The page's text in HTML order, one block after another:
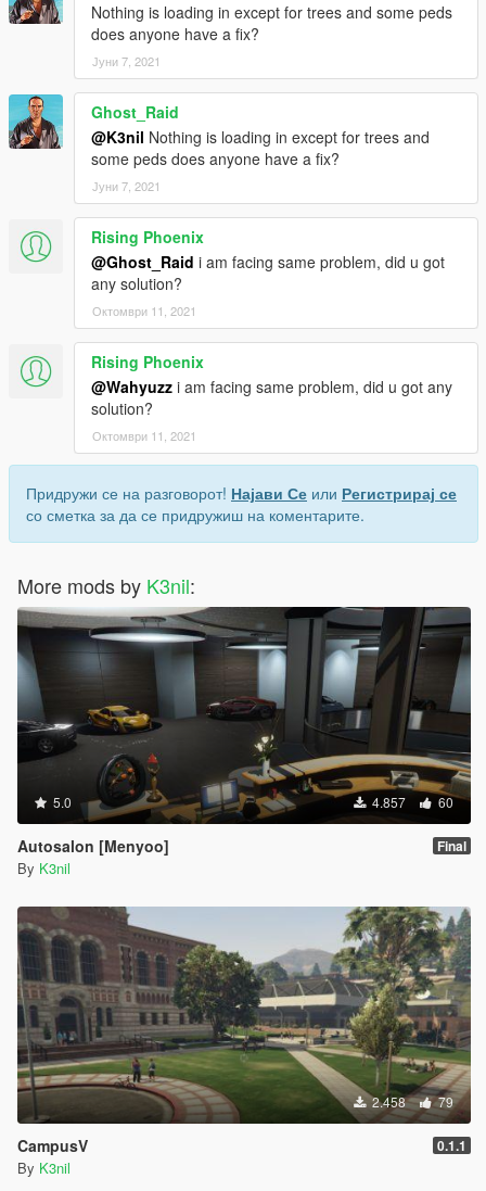
Nothing is loading in except for trees and some peds
does anyone have a fix?
Јуни 7, 2021
Ghost_Raid
@K3nil Nothing is loading in except for trees and
some peds does anyone have a fix?
Јуни 7, 2021
Rising Phoenix
@Ghost_Raid i am facing same problem, did u got
any solution?
Октомври 11, 2021
Rising Phoenix
@Wahyuzz i am facing same problem, did u got any
solution?
Октомври 11, 2021
Придружи се на разговорот! Најави Се или Регистрирај се
со сметка за да се придружиш на коментарите.
More mods by K3nil:
5.0 4.857 60
Autosalon [Menyoo] Final
By K3nil
2.458 79
CampusV 0.1.1
By K3nil